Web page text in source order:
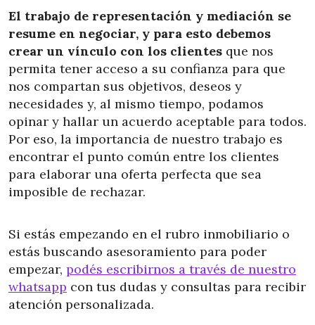
El trabajo de representación y mediación se
resume en negociar, y para esto debemos
crear un vínculo con los clientes que nos
permita tener acceso a su confianza para que
nos compartan sus objetivos, deseos y
necesidades y, al mismo tiempo, podamos
opinar y hallar un acuerdo aceptable para todos.
Por eso, la importancia de nuestro trabajo es
encontrar el punto común entre los clientes
para elaborar una oferta perfecta que sea
imposible de rechazar.
Si estás empezando en el rubro inmobiliario o
estás buscando asesoramiento para poder
empezar, podés escribirnos a través de nuestro
whatsapp con tus dudas y consultas para recibir
atención personalizada.